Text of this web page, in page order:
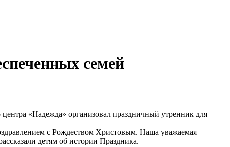
семей
«Надежда» организовал праздничный утренник для
с Рождеством Христовым. Наша уважаемая
детям об истории Праздника.